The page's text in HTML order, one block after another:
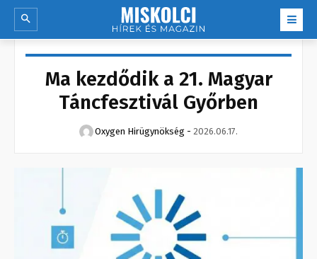
Ma kezdődik a 21. Magyar
Táncfesztivál Győrben
Oxygen Hirügynökség - 2026.06.17.